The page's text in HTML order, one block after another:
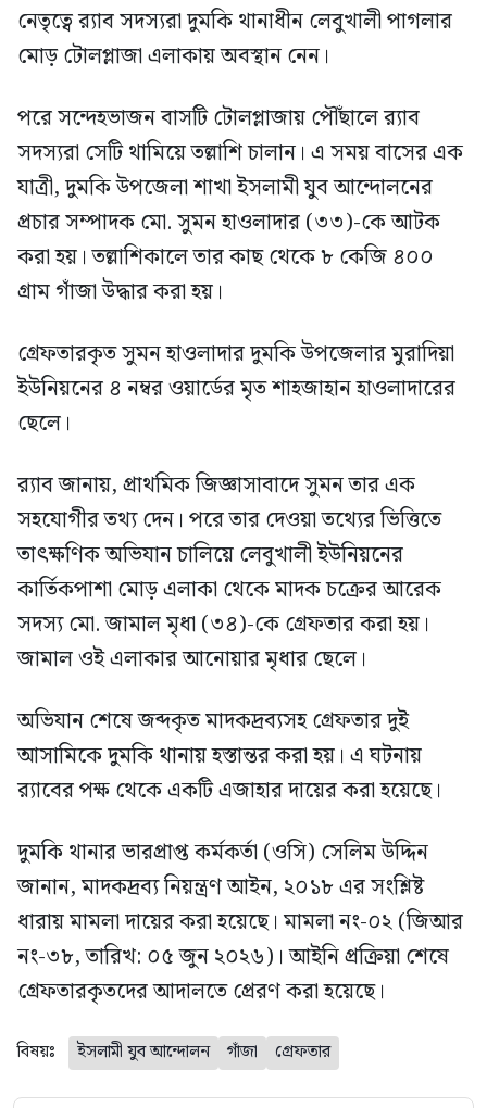
নেতৃত্বে র‍্যাব সদস্যরা দুমকি থানাধীন লেবুখালী পাগলার
মোড় টোলপ্লাজা এলাকায় অবস্থান নেন।
পরে সন্দেহভাজন বাসটি টোলপ্লাজায় পৌঁছালে র‍্যাব
সদস্যরা সেটি থামিয়ে তল্লাশি চালান। এ সময় বাসের এক
যাত্রী, দুমকি উপজেলা শাখা ইসলামী যুব আন্দোলনের
প্রচার সম্পাদক মো. সুমন হাওলাদার (৩৩)-কে আটক
করা হয়। তল্লাশিকালে তার কাছ থেকে ৮ কেজি ৪০০
গ্রাম গাঁজা উদ্ধার করা হয়।
গ্রেফতারকৃত সুমন হাওলাদার দুমকি উপজেলার মুরাদিয়া
ইউনিয়নের ৪ নম্বর ওয়ার্ডের মৃত শাহজাহান হাওলাদারের
ছেলে।
র‍্যাব জানায়, প্রাথমিক জিজ্ঞাসাবাদে সুমন তার এক
সহযোগীর তথ্য দেন। পরে তার দেওয়া তথ্যের ভিত্তিতে
তাৎক্ষণিক অভিযান চালিয়ে লেবুখালী ইউনিয়নের
কার্তিকপাশা মোড় এলাকা থেকে মাদক চক্রের আরেক
সদস্য মো. জামাল মৃধা (৩৪)-কে গ্রেফতার করা হয়।
জামাল ওই এলাকার আনোয়ার মৃধার ছেলে।
অভিযান শেষে জব্দকৃত মাদকদ্রব্যসহ গ্রেফতার দুই
আসামিকে দুমকি থানায় হস্তান্তর করা হয়। এ ঘটনায়
র‍্যাবের পক্ষ থেকে একটি এজাহার দায়ের করা হয়েছে।
দুমকি থানার ভারপ্রাপ্ত কর্মকর্তা (ওসি) সেলিম উদ্দিন
জানান, মাদকদ্রব্য নিয়ন্ত্রণ আইন, ২০১৮ এর সংশ্লিষ্ট
ধারায় মামলা দায়ের করা হয়েছে। মামলা নং-০২ (জিআর
নং-৩৮, তারিখ: ০৫ জুন ২০২৬)। আইনি প্রক্রিয়া শেষে
গ্রেফতারকৃতদের আদালতে প্রেরণ করা হয়েছে।
বিষয়ঃ ইসলামী যুব আন্দোলন গাঁজা গ্রেফতার